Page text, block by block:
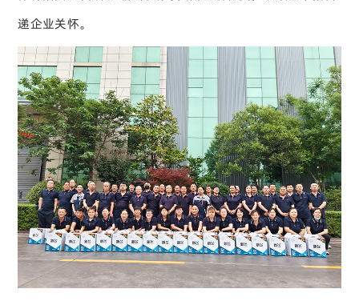
递企业关怀。